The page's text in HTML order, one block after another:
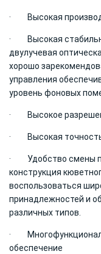
· Высокая
· Высокая
двулучевая
хорошо
управления
уровень фоновых
· Высокое
· Высокая точность
· Удобство смены
конструкция
воспользоваться
принадлежностей и
различных типов.
·
обеспечение